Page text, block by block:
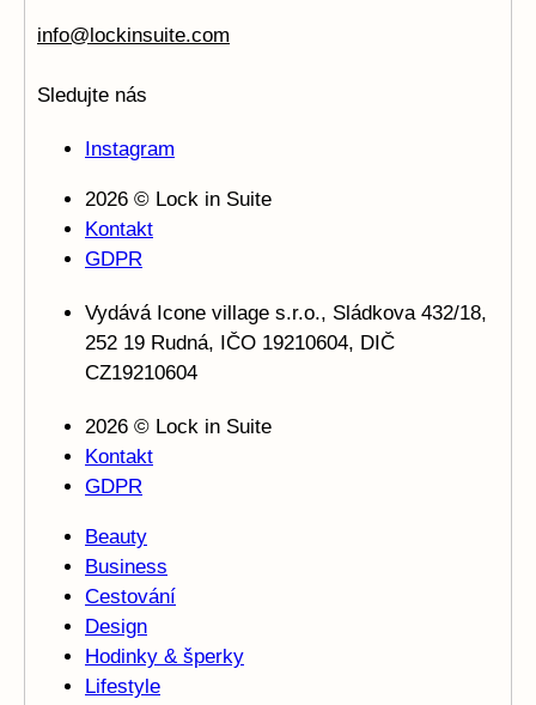
info@lockinsuite.com
Sledujte nás
Instagram
2026 © Lock in Suite
Kontakt
GDPR
Vydává Icone village s.r.o., Sládkova 432/18,
252 19 Rudná, IČO 19210604, DIČ
CZ19210604
2026 © Lock in Suite
Kontakt
GDPR
Beauty
Business
Cestování
Design
Hodinky & šperky
Lifestyle